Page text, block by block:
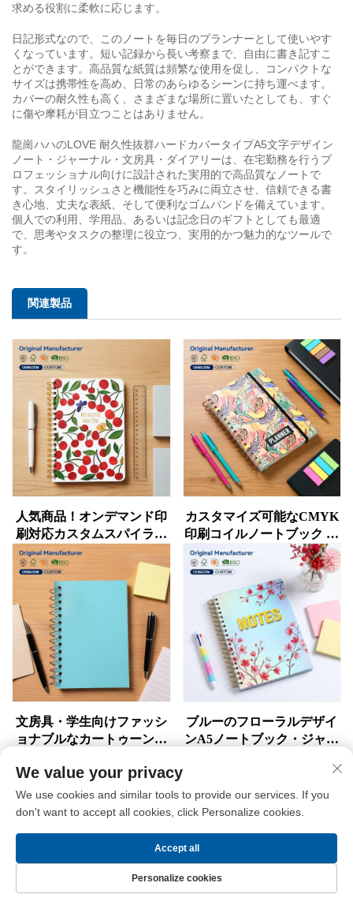
求める役割に柔軟に応じます。
日記形式なので、このノートを毎日のプランナーとして使いやす
くなっています。短い記録から長い考察まで、自由に書き記すこ
とができます。高品質な紙質は頻繁な使用を促し、コンパクトな
サイズは携帯性を高め、日常のあらゆるシーンに持ち運べます。
カバーの耐久性も高く、さまざまな場所に置いたとしても、すぐ
に傷や摩耗が目立つことはありません。
龍崗ハハのLOVE 耐久性抜群ハードカバータイプA5文字デザイン
ノート・ジャーナル・文房具・ダイアリーは、在宅勤務を行うプ
ロフェッショナル向けに設計された実用的で高品質なノートで
す。スタイリッシュさと機能性を巧みに両立させ、信頼できる書
き心地、丈夫な表紙、そして便利なゴムバンドを備えています。
個人での利用、学用品、あるいは記念日のギフトとしても最適
で、思考やタスクの整理に役立つ、実用的かつ魅力的なツールで
す。
関連製品
人気商品！オンデマンド印
刷対応カスタムスパイラル
ノート帳（ワイヤーオー綴
じ）、ドリームジャーナ
ル・プランナー印刷サービ
カスタマイズ可能なCMYK
印刷コイルノートブック 書
道練習帳 印刷対応カスタマ
イズ練習帳
文房具・学生向けファッシ
ョナブルなカートゥーン動
ック（80枚）、環境配慮型
ダイアリー／ノートブック
（子供・学生・オフィス向
ブルーのフローラルデザイ
ンA5ノートブック・ジャー
ド）－日常の書き込みや学
用品に最適、イエローのテ
キストアクセント付き
+86-18858815880
We value your privacy
We use cookies and similar tools to provide our services. If you
don't want to accept all cookies, click Personalize cookies.
Personalize cookies
Accept all